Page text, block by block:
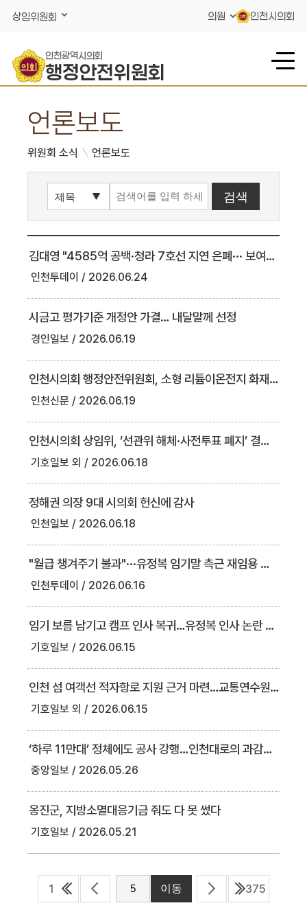
상임위원회 의원 인천시의회
인천광역시의회
행정안전위원회
언론보도
위원회 소식 언론보도
김대영 "4585억 공백·청라 7호선 지연 은폐··· 보여주기 행정 청산해야"
인천투데이 2026.06.24
시금고 평가기준 개정안 가결… 내달말께 선정
경인일보 2026.06.19
인천시의회 행정안전위원회, 소형 리튬이온전지 화재예방 조례안 등 심사
인천신문 2026.06.19
인천시의회 상임위, ‘선관위 해체·사전투표 폐지’ 결의안 가결
기호일보 외 2026.06.18
정해권 의장 9대 시의회 헌신에 감사
인천일보 2026.06.18
"월급 챙겨주기 불과"···유정복 임기말 측근 재임용 인천시의회 '도마 위'
인천투데이 2026.06.16
임기 보름 남기고 캠프 인사 복귀…유정복 인사 논란 확산
기호일보 2026.06.15
인천 섬 여객선 적자항로 지원 근거 마련…교통연수원 명칭도 변경
기호일보 외 2026.06.15
‘하루 11만대’ 정체에도 공사 강행…인천대로의 과감한 변신
중앙일보 2026.05.26
옹진군, 지방소멸대응기금 줘도 다 못 썼다
기호일보 2026.05.21
1 375